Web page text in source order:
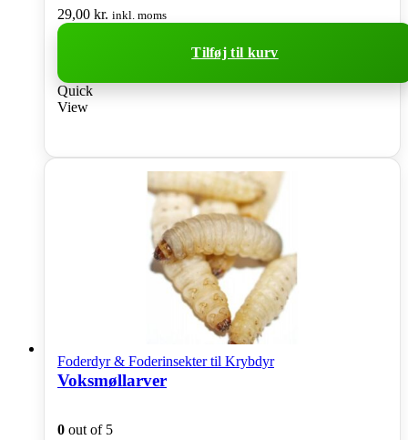
29,00 kr. inkl. moms
Tilføj til kurv
Quick
View
Foderdyr & Foderinsekter til Krybdyr
Voksmøllarver
0 out of 5